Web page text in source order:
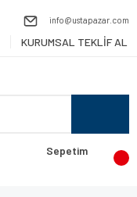
info@ustapazar.com
KURUMSAL TEKLİF AL
Sepetim